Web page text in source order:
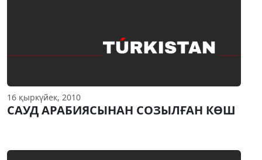
16 қыркүйек, 2010
САУД АРАБИЯСЫНАН СОЗЫЛҒАН КӨШ